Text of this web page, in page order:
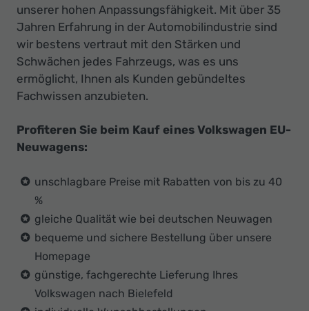
unserer hohen Anpassungsfähigkeit. Mit über 35
Jahren Erfahrung in der Automobilindustrie sind
wir bestens vertraut mit den Stärken und
Schwächen jedes Fahrzeugs, was es uns
ermöglicht, Ihnen als Kunden gebündeltes
Fachwissen anzubieten.
Profiteren Sie beim Kauf eines Volkswagen EU-
Neuwagens:
unschlagbare Preise mit Rabatten von bis zu 40
%
gleiche Qualität wie bei deutschen Neuwagen
bequeme und sichere Bestellung über unsere
Homepage
günstige, fachgerechte Lieferung Ihres
Volkswagen nach Bielefeld